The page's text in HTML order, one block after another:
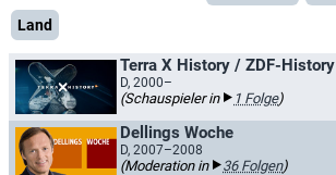
Land
Terra X History / ZDF-History
D, 2000–
(Schauspieler in 1 Folge)
Dellings Woche
D, 2007–2008
(Moderation in 36 Folgen)